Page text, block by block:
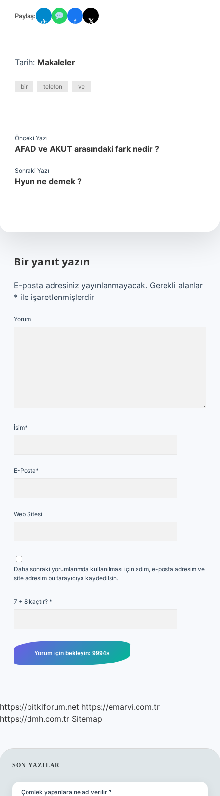
Paylaş:
✈ f 𝕏
Tarih: Makaleler
bir telefon ve
Önceki Yazı
AFAD ve AKUT arasındaki fark nedir ?
Sonraki Yazı
Hyun ne demek ?
Bir yanıt yazın
E-posta adresiniz yayınlanmayacak. Gerekli alanlar
* ile işaretlenmişlerdir
Yorum
İsim*
E-Posta*
Web Sitesi
Daha sonraki yorumlarımda kullanılması için adım, e-posta adresim ve
site adresim bu tarayıcıya kaydedilsin.
7 + 8 kaçtır? *
https://bitkiforum.net https://emarvi.com.tr
https://dmh.com.tr Sitemap
SIDEBAR
SON YAZILAR
Çömlek yapanlara ne ad verilir ?